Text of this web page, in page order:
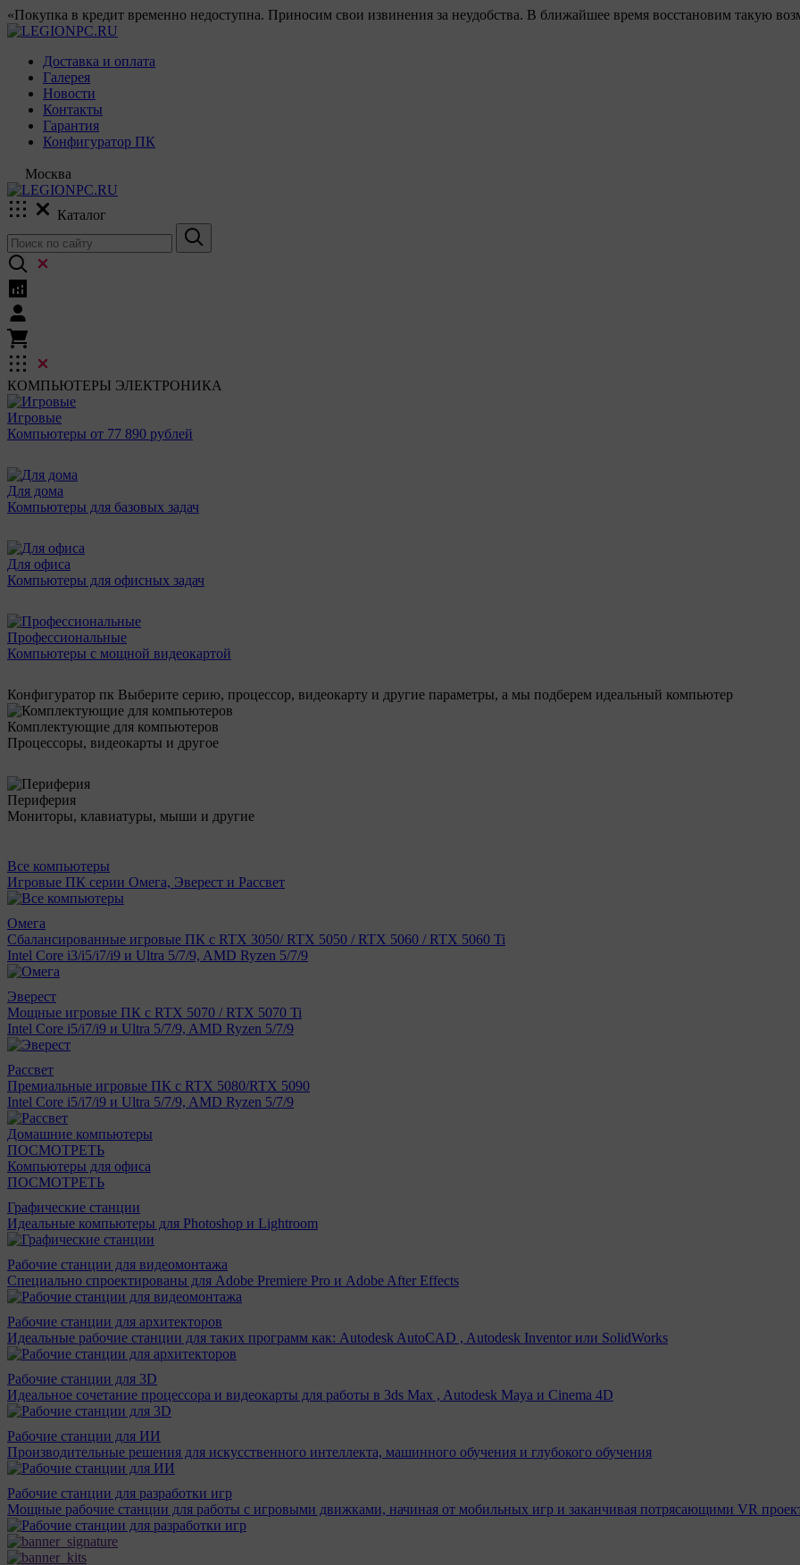
«Покупка в кредит временно недоступна. Приносим свои извинения за неудобства. В ближайшее время восстановим такую
Доставка и оплата
Галерея
Новости
Контакты
Гарантия
Конфигуратор ПК
Москва
Каталог
КОМПЬЮТЕРЫ ЭЛЕКТРОНИКА
Игровые
Компьютеры от 77 890 рублей
Для дома
Компьютеры для базовых задач
Для офиса
Компьютеры для офисных задач
Профессиональные
Компьютеры с мощной видеокартой
Конфигуратор пк Выберите серию, процессор, видеокарту и другие параметры, а мы подберем идеальный компьютер
Комплектующие для компьютеров
Процессоры, видеокарты и другое
Периферия
Мониторы, клавиатуры, мыши и другие
Все компьютеры
Игровые ПК серии Омега, Эверест и Рассвет
Омега
Сбалансированные игровые ПК с RTX 3050/ RTX 5050 / RTX 5060 / RTX 5060 Ti
Intel Core i3/i5/i7/i9 и Ultra 5/7/9, AMD Ryzen 5/7/9
Эверест
Мощные игровые ПК с RTX 5070 / RTX 5070 Ti
Intel Core i5/i7/i9 и Ultra 5/7/9, AMD Ryzen 5/7/9
Рассвет
Премиальные игровые ПК с RTX 5080/RTX 5090
Intel Core i5/i7/i9 и Ultra 5/7/9, AMD Ryzen 5/7/9
Домашние компьютеры
ПОСМОТРЕТЬ
Компьютеры для офиса
ПОСМОТРЕТЬ
Графические станции
Идеальные компьютеры для Photoshop и Lightroom
Рабочие станции для видеомонтажа
Специально спроектированы для Adobe Premiere Pro и Adobe After Effects
Рабочие станции для архитекторов
Идеальные рабочие станции для таких программ как: Autodesk AutoCAD , Autodesk Inventor или SolidWorks
Рабочие станции для 3D
Идеальное сочетание процессора и видеокарты для работы в 3ds Max , Autodesk Maya и Cinema 4D
Рабочие станции для ИИ
Производительные решения для искусственного интеллекта, машинного обучения и глубокого обучения
Рабочие станции для разработки игр
Мощные рабочие станции для работы с игровыми движками, начиная от мобильных игр и заканчивая потрясающими VR